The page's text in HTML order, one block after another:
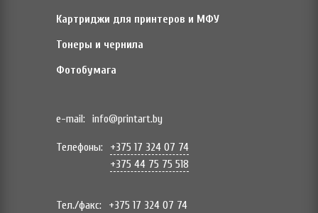
Картриджи для принтеров и МФУ
Тонеры и чернила
Фотобумага
e-mail: info@printart.by
Телефоны:
+375 17 324 07 74
+375 44 75 75 518
Тел./факс: +375 17 324 07 74